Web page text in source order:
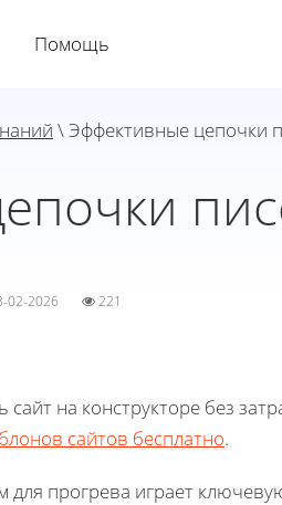
Помощь
\ Эффективные цепочки
02-2026 221
сайт на конструкторе без
сайтов бесплатно.
для прогрева играет